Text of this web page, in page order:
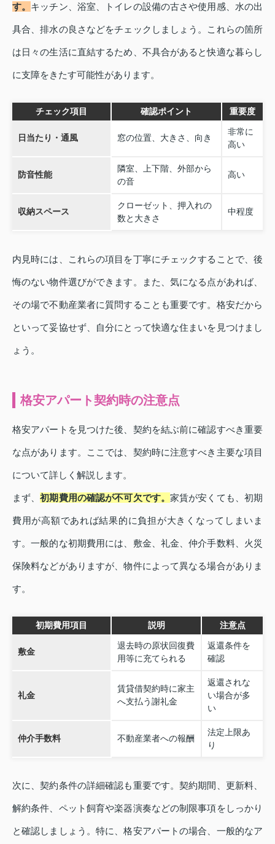
す。 キッチン、浴室、トイレの設備の古さや使用感、水の出
具合、排水の良さなどをチェックしましょう。これらの箇所
は日々の生活に直結するため、不具合があると快適な暮らし
に支障をきたす可能性があります。
チェック項目 確認ポイント 重要度
日当たり・通風 窓の位置、大きさ、向き
非常に
高い
防音性能
隣室、上下階、外部から
の音
高い
収納スペース
クローゼット、押入れの
数と大きさ
中程度
内見時には、これらの項目を丁寧にチェックすることで、後
悔のない物件選びができます。また、気になる点があれば、
その場で不動産業者に質問することも重要です。格安だから
といって妥協せず、自分にとって快適な住まいを見つけまし
ょう。
格安アパート契約時の注意点
格安アパートを見つけた後、契約を結ぶ前に確認すべき重要
な点があります。ここでは、契約時に注意すべき主要な項目
について詳しく解説します。
まず、初期費用の確認が不可欠です。 家賃が安くても、初期
費用が高額であれば結果的に負担が大きくなってしまいま
す。一般的な初期費用には、敷金、礼金、仲介手数料、火災
保険料などがありますが、物件によって異なる場合がありま
す。
初期費用項目 説明 注意点
敷金
退去時の原状回復費
用等に充てられる
返還条件を
確認
礼金
賃貸借契約時に家主
へ支払う謝礼金
返還されな
い場合が多
い
仲介手数料 不動産業者への報酬
法定上限あ
り
次に、契約条件の詳細確認も重要です。契約期間、更新料、
解約条件、ペット飼育や楽器演奏などの制限事項をしっかり
と確認しましょう。特に、格安アパートの場合、一般的なア